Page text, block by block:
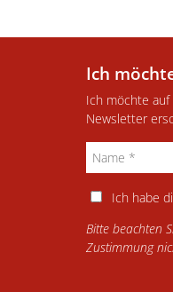
Ich
Ich möchte
Newsletter
Ich habe
Bitte beachten
Zustimmung